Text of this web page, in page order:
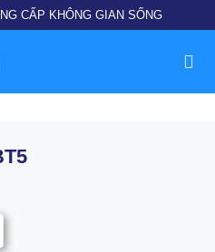
CẤP KHÔNG GIAN SỐNG